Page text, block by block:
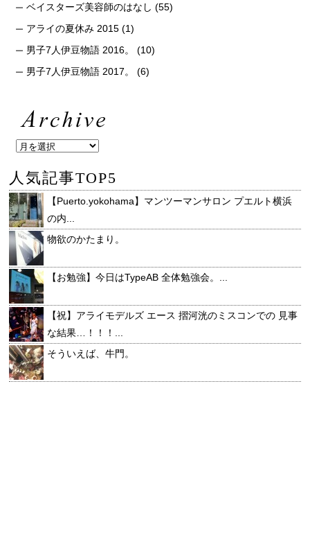
ベイスターズ美容師のはなし (55)
アライの夏休み 2015 (1)
男子7人伊豆物語 2016。
(10)
男子7人伊豆物語 2017。
(6)
人気記事TOP5
【Puerto.yokohama】マンツーマンサロン プエルト横浜
の内...
物欲のかたまり。
【お勉強】今日はTypeAB 全体勉強会。...
【祝】アライモデルズ エース 摺河洸のミスコンでの 見事
な結果…！！！...
そういえば、牛門。